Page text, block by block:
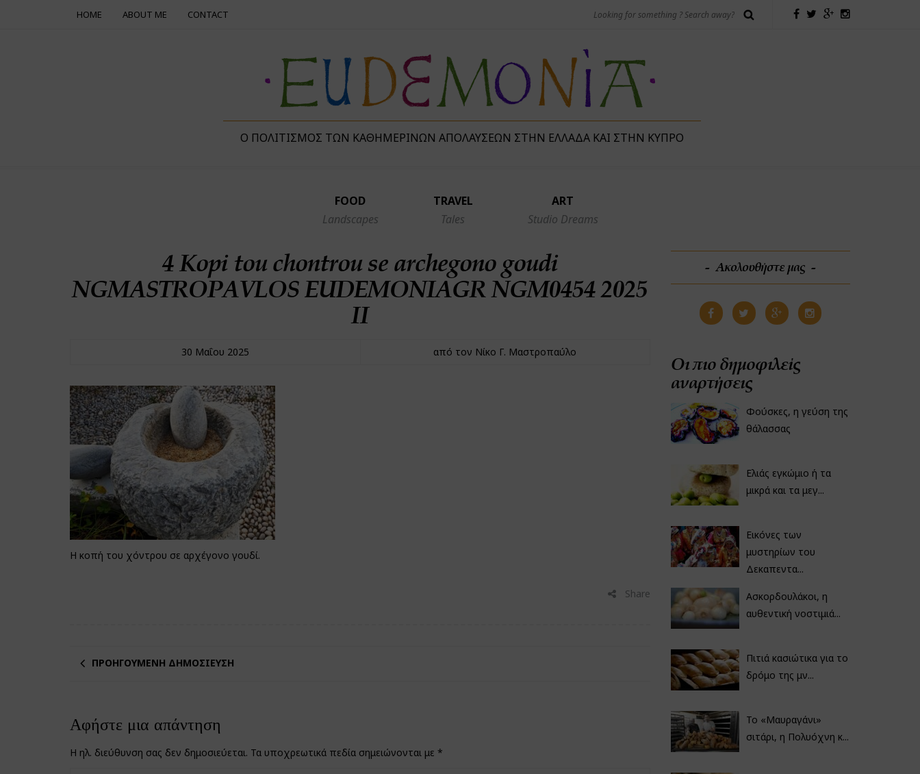
HOME ABOUT ME CONTACT
Ο ΠΟΛΙΤΙΣΜΌΣ ΤΩΝ ΚΑΘΗΜΕΡΙΝΏΝ ΑΠΟΛΑΎΣΕΩΝ ΣΤΗΝ ΕΛΛΆΔΑ ΚΑΙ ΣΤΗΝ ΚΎΠΡΟ
FOOD
Landscapes
TRAVEL
Tales
ART
Studio Dreams
4 Kopi tou chontrou se archegono goudi
NGMASTROPAVLOS EUDEMONIAGR NGM0454 2025
II
30 Μαΐου 2025 από τον Νίκο Γ. Μαστροπαύλο
Η κοπή του χόντρου σε αρχέγονο γουδί.
Share
ΠΡΟΗΓΟΎΜΕΝΗ ΔΗΜΟΣΊΕΥΣΗ
Αφήστε μια απάντηση
Η ηλ. διεύθυνση σας δεν δημοσιεύεται. Τα υποχρεωτικά πεδία σημειώνονται με *
Ακολουθήστε μας
Οι πιο δημοφιλείς
αναρτήσεις
Φούσκες, η γεύση της
θάλασσας
Ελιάς εγκώμιο ή τα
μικρά και τα μεγ...
Εικόνες των
μυστηρίων του
Δεκαπεντα...
Ασκορδουλάκοι, η
αυθεντική νοστιμιά...
Πιτιά κασιώτικα για το
δρόμο της μν...
Το «Μαυραγάνι»
σιτάρι, η Πολυόχνη κ...